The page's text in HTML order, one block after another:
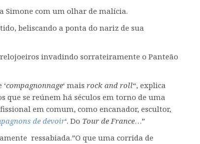
Simone com um olhar de malícia.
beliscando a ponta do nariz de sua
invadindo sorrateiramente o Panteão
‘compagnonnage‘ mais rock and roll“, explica
que se reúnem há séculos em torno de uma
em comum, como encanador, escultor,
de devoir‘. Do Tour de France…”
ressabiada.”O que uma corrida de